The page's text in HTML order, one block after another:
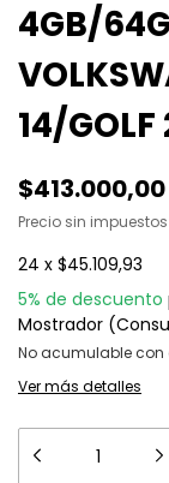
4GB/
14/GOLF
$413.000,00
Precio sin impuestos
24 x $45.109,93
5% de descuento
Mostrador
No acumulable
Ver más detalles